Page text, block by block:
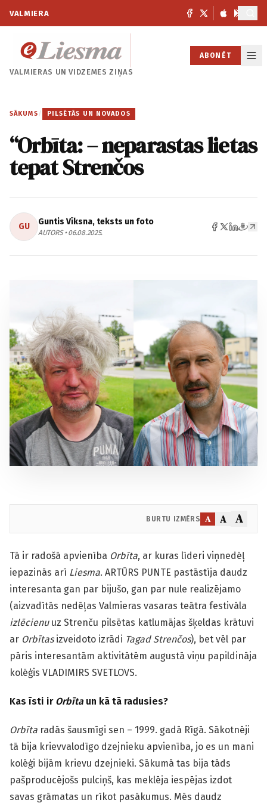
VALMIERA
VALMIERAS UNVIDZEMES ZIŅAS
ABONĒT
SĀKUMS / PILSĒTĀS UN NOVADOS
“Orbīta: – neparastas lietas
tepat Strenčos
GU Guntis Vīksna, teksts un foto
AUTORS • 06.08.2025.
BURTU IZMĒRS A A A
Tā ir radošā apvienība Orbīta, ar kuras līderi viņnedēļ
iepazinās arī Liesma. ARTŪRS PUNTE pastāstīja daudz
interesanta gan par bijušo, gan par nule realizējamo
(aizvadītās nedēļas Valmieras vasaras teātra festivāla
izlēcienuuz Strenču pilsētas katlumājas šķeldas krātuvi
ar Orbītasizveidoto izrādi Tagad Strenčos), bet vēl par
pāris interesantām aktivitātēm augustā viņu papildināja
kolēģis VLADIMIRS SVETLOVS.
Kas īsti ir Orbīta un kā tā radusies?
Orbīta radās šausmīgi sen – 1999. gadā Rīgā. Sākotnēji
tā bija krievvalodīgo dzejnieku apvienība, jo es un mani
kolēģi bijām krievu dzejnieki. Sākumā tas bija tāds
pašproducējošs pulciņš, kas meklēja iespējas izdot
savas grāmatas un rīkot pasākumus. Mēs daudz